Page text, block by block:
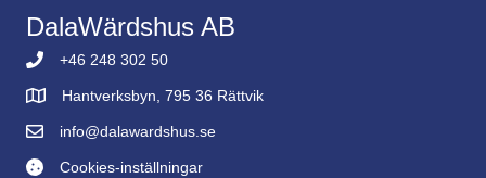
DalaWärdshus AB
+46 248 302 50
Hantverksbyn, 795 36 Rättvik
info@dalawardshus.se
Cookies-inställningar
Cookies-inställningar